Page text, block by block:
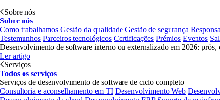
Sobre nós
Sobre nós
Como trabalhamos Gestão da qualidade Gestão de segurança
Testemunhos Parceiros tecnológicos Certificações Prémios Eventos
Desenvolvimento de software interno ou externalizado em 2026: prós,
Ler artigo
Serviços
Todos os serviços
Serviços de desenvolvimento de software de ciclo completo
Consultoria e aconselhamento em TI Desenvolvimento Web